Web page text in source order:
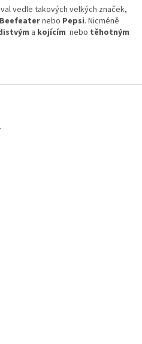
v
k
y
s
vedle takových velkých značek,
Beefeaternebo Pepsi. Nicméně
a kojícím nebo těhotným